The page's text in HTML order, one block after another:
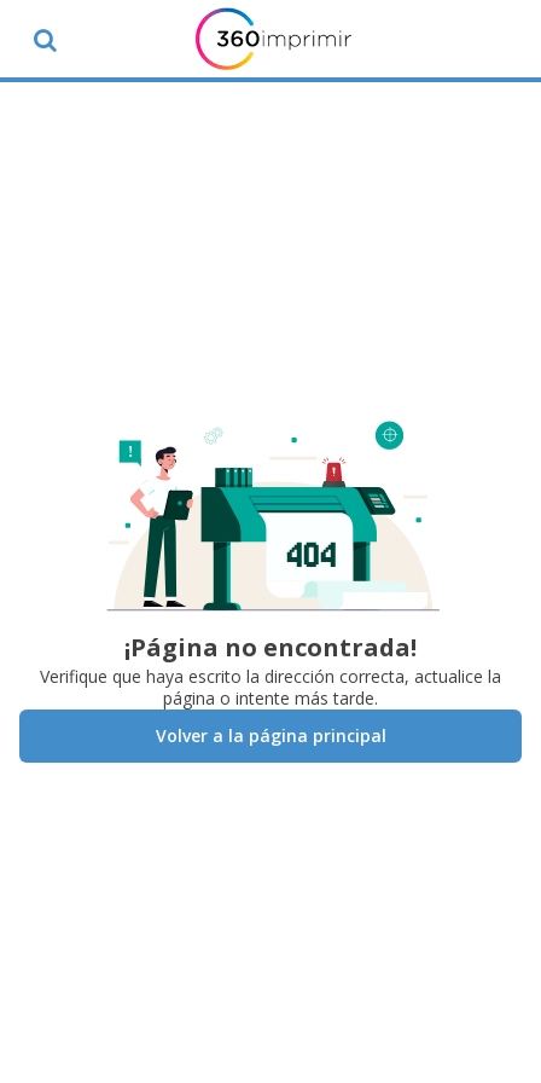
¡Página no encontrada!
Verifique que haya escrito la dirección correcta, actualice la
página o intente más tarde.